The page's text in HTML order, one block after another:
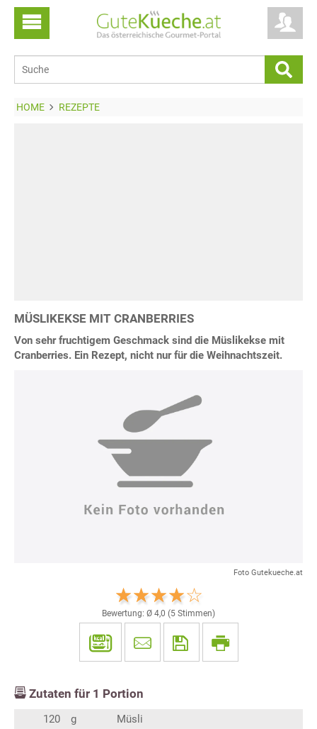
HOME REZEPTE
MÜSLIKEKSE MIT CRANBERRIES
Von sehr fruchtigem Geschmack sind die Müslikekse mit
Cranberries. Ein Rezept, nicht nur für die Weihnachtszeit.
Foto Gutekueche.at
Bewertung: Ø 4,0 (5 Stimmen)
Zutaten für 1 Portion
120 g
Müsli